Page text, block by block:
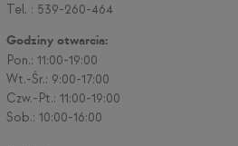
Tel. : 539-260-464
Godziny otwarcia:
Pon.: 11:00-19:00
Wt.-Śr.: 9:00-17:00
Czw.-Pt.: 11:00-19:00
Sob.: 10:00-16:00